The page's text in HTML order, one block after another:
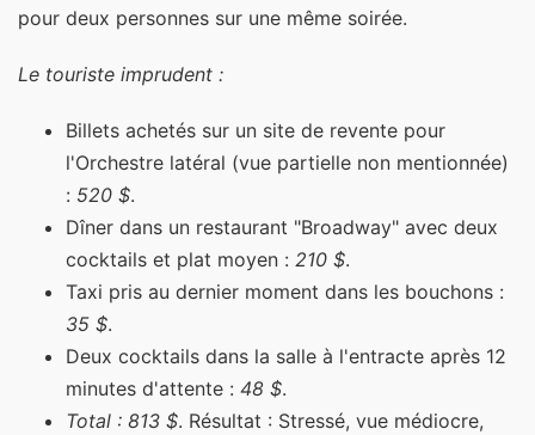
pour deux personnes sur une même soirée.
Le touriste imprudent :
Billets achetés sur un site de revente pour
l'Orchestre latéral (vue partielle non mentionnée)
: 520 $.
Dîner dans un restaurant "Broadway" avec deux
cocktails et plat moyen : 210 $.
Taxi pris au dernier moment dans les bouchons :
35 $.
Deux cocktails dans la salle à l'entracte après 12
minutes d'attente : 48 $.
Total : 813 $. Résultat : Stressé, vue médiocre,